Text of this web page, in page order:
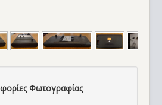
Φωτογραφίας